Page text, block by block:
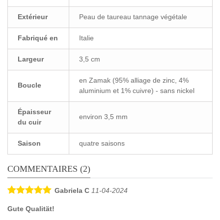
Extérieur Peau de taureau tannage végétale
Fabriqué en Italie
Largeur 3,5 cm
Boucle
en Zamak (95% alliage de zinc, 4%
aluminium et 1% cuivre) - sans nickel
Épaisseur
du cuir
environ 3,5 mm
Saison quatre saisons
COMMENTAIRES (2)
Gabriela C 11-04-2024
Gute Qualität!